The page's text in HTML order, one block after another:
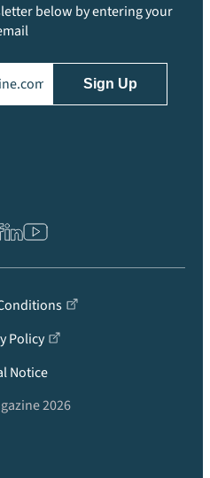
below by entering your
Policy
Notice
2026